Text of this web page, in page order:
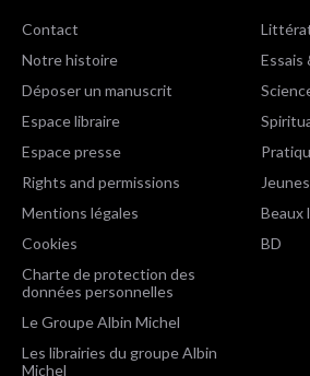
Contact
Notre histoire
Déposer un manuscrit
Espace libraire
Espace presse
Rights and permissions
Mentions légales
Cookies
Charte de protection des
données personnelles
Le Groupe Albin Michel
Les librairies du groupe Albin
Michel
Essais
Beaux
BD